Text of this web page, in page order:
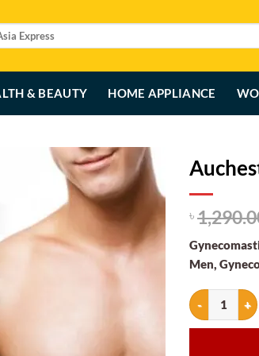
& BEAUTY HOME APPLIANCE
৳
Men,
Auchest